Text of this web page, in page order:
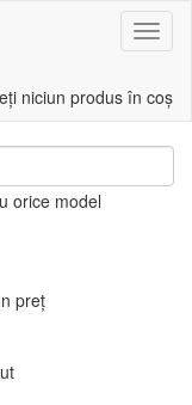
niciun produs în coș